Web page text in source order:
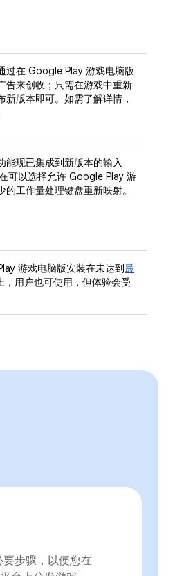
过在 Google Play 游戏电脑版
告来创收；只需在游戏中重新
新版本即可。如需了解详情，
能现已集成到新版本的输入
可以选择允许 Google Play 游
的工作量处理键盘重新映射。
游戏电脑版安装在未达到最
，用户也可使用，但体验会受
步骤，以便您在